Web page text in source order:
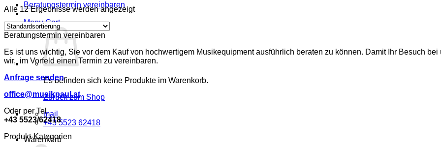
Beratungstermin vereinbaren
Menu Cart
Es befinden sich keine Produkte im Warenkorb.
Zurück zum Shop
mail
+43 5523 62418
Warenkorb
Alle 12 Ergebnisse werden angezeigt
Beratungstermin vereinbaren
Es ist uns wichtig, Sie vor dem Kauf von hochwertigem Musikequipment ausführlich beraten zu können. Damit Ihr Besuch
wir, im Vorfeld einen Termin zu vereinbaren.
Anfrage senden
office@musikpaul.at
Oder per Tel.
+43 5523/62418
Produkt-Kategorien